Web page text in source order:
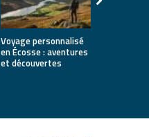
Voyage personnalisé
en Écosse : aventures
et découvertes